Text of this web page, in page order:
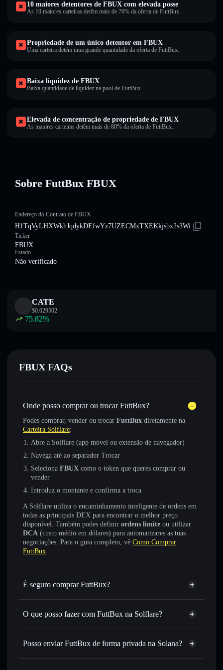
10 maiores detentores de FBUX com elevada posse
As 10 maiores carteiras detêm mais de 70% da oferta de FuttBux.
Propriedade de um único detentor em FBUX
Uma carteira detém uma grande quantidade da oferta de FuttBux.
Baixa liquidez de FBUX
Baixa quantidade de liquidez na pool de FuttBux.
Elevada de concentração de propriedade de FBUX
As maiores carteiras detêm mais de 80% da oferta de FuttBux.
Sobre FuttBux FBUX
Endereço do Contrato de FBUX
H1TqVyLHXWkhJqdykDEfwYz7UZECMxTXEKkjsbx2s3Wi
Ticker
FBUX
Estado
Não verificado
CATE
$0.029502
75.82%
FBUX FAQs
Onde posso comprar ou trocar FuttBux?
Podes comprar, vender ou trocar FuttBux diretamente na
Carteira Solflare:
Abre a Solflare (app móvel ou extensão de navegador)
Navega até ao separador Trocar
Seleciona FBUX como o token que queres comprar ou
vender
Introduz o montante e confirma a troca
A Solflare utiliza o encaminhamento inteligente de ordens em
todas as principais DEX para encontrar o melhor preço
disponível. Também podes definir ordens limite ou utilizar
DCA (custo médio em dólares) para automatizares as tuas
negociações. Para o guia completo, vê Como Comprar
FuttBux.
É seguro comprar FuttBux?
FuttBux não está verificado
O que posso fazer com FuttBux na Solflare?
FuttBux
Carteira Solflare
Trocar instantaneamente— trocar FBUX por SOL,
encaminhamento inteligente de ordens para obteres o
Posso enviar FuttBux de forma privada na Solana?
Agregador de Privacidade